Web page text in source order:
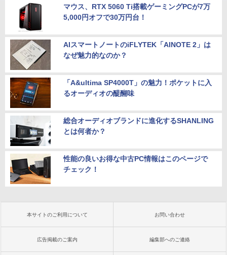
マウス、RTX 5060 Ti搭載ゲーミングPCが7万
5,000円オフで30万円台！
AIスマートノートのiFLYTEK「AINOTE 2」は
なぜ魅力的なのか？
「A&ultima SP4000T」の魅力！ポケットに入
るオーディオの醍醐味
総合オーディオブランドに進化するSHANLING
とは何者か？
性能の良いお得な中古PC情報はこのページで
チェック！
本サイトのご利用について お問い合わせ
広告掲載のご案内 編集部へのご連絡